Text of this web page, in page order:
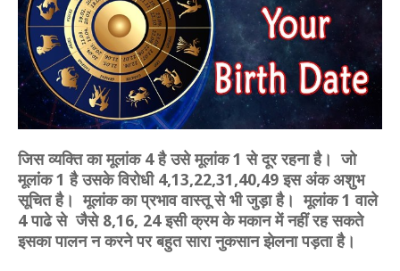
जिस व्यक्ति का मूलांक 4 है उसे मूलांक 1 से दूर रहना है। जो
मूलांक 1 है उसके विरोधी 4,13,22,31,40,49 इस अंक अशुभ
सूचित है। मूलांक का प्रभाव वास्तू से भी जुड़ा है। मूलांक 1 वाले
4 पाढे से जैसे 8,16, 24 इसी क्रम के मकान में नहीं रह सकते
इसका पालन न करने पर बहुत सारा नुकसान झेलना पड़ता है।